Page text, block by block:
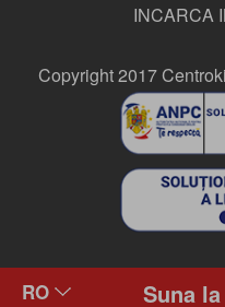
INCARCA
Copyright 2017
Suna la